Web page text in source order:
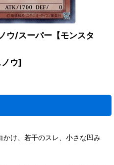
ウ/スーパー【モンスタ
ウ]
かけ、若干のスレ、小さな凹み